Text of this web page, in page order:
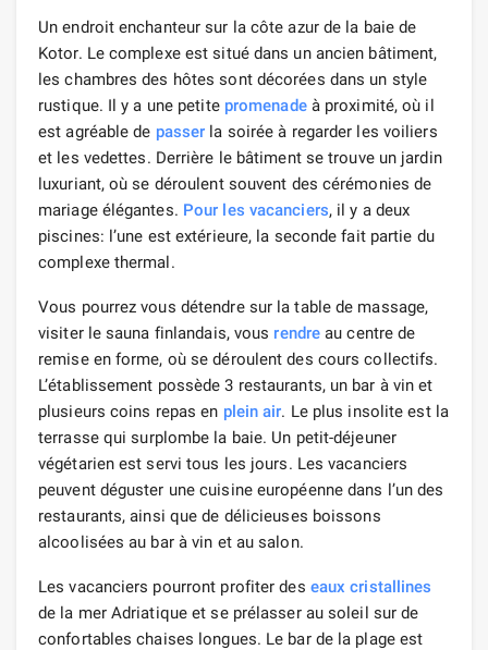
Un endroit enchanteur sur la côte azur de la baie de
Kotor. Le complexe est situé dans un ancien bâtiment,
les chambres des hôtes sont décorées dans un style
rustique. Il y a une petite promenadeà proximité, où il
est agréable de passer la soirée à regarder les voiliers
et les vedettes. Derrière le bâtiment se trouve un jardin
luxuriant, où se déroulent souvent des cérémonies de
mariage élégantes. Pour les vacanciers, il y a deux
piscines: l’une est extérieure, la seconde fait partie du
complexe thermal.
Vous pourrez vous détendre sur la table de massage,
visiter le sauna finlandais, vous rendre au centre de
remise en forme, où se déroulent des cours collectifs.
L’établissement possède 3 restaurants, un bar à vin et
plusieurs coins repas en plein air. Le plus insolite est la
terrasse qui surplombe la baie. Un petit-déjeuner
végétarien est servi tous les jours. Les vacanciers
peuvent déguster une cuisine européenne dans l’un des
restaurants, ainsi que de délicieuses boissons
alcoolisées au bar à vin et au salon.
Les vacanciers pourront profiter des eaux cristallines
de la mer Adriatique et se prélasser au soleil sur de
confortables chaises longues. Le bar de la plage est